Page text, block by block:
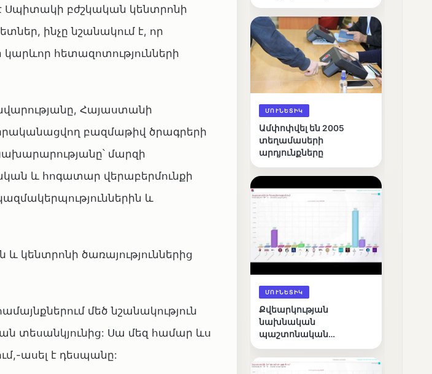
Սպիտակի բժշկական կենտրոնի
ինչը նշանակում է, որ
հետազոտությունների
Հայաստանի
բազմաթիվ ծրագրերի
մարզի
և հոգատար վերաբերմունքի
և
կենտրոնի ծառայություններից
մեծ նշանակություն
տեսանկյունից: Սա մեզ համար ևս
ասել է դեսպանը:
բացթողումներ
ՄՈՒՆԵՏԻԿ
Ամփոփվել են 2005
տեղամասերի
արդյունքները
ՄՈՒՆԵՏԻԿ
Քվեարկության
նախնական
պաշտոնական